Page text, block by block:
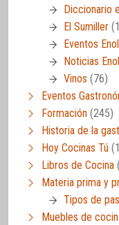
Diccionario
El Sumiller
Eventos
Noticias
Vinos (76)
Eventos
Formación (245)
Historia de la
Hoy Cocinas Tú
Libros de Cocina
Materia prima y
Tipos de
Muebles de